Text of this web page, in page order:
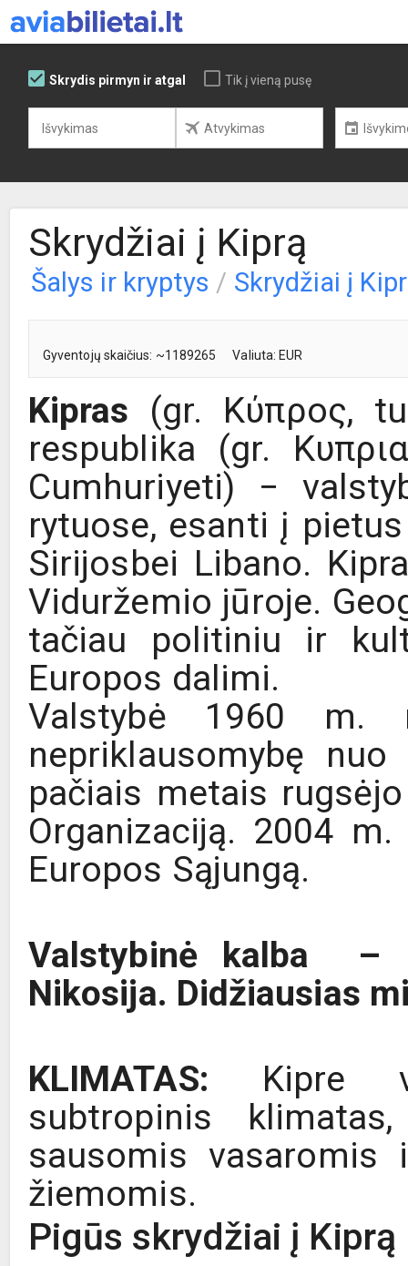
Skrydis pirmyn ir atgal Tik į vieną pusę
Skrydžiai į Kiprą
Šalys ir kryptys / Skrydžiai į
Gyventojų skaičius: ~1189265 Valiuta: EUR
Kipras (gr. Κύπρος,
respublika (gr.
Cumhuriyeti) −
rytuose, esanti į
Sirijosbei Libano.
Viduržemio jūroje.
tačiau politiniu ir
Europos dalimi.
Valstybė 1960 m.
nepriklausomybę
pačiais metais
Organizaciją. 2004
Europos Sąjungą.
Valstybinė kalba
Nikosija. Didžiausias
KLIMATAS: Kipre
subtropinis
sausomis vasaromis
žiemomis.
Pigūs skrydžiai į Kiprą